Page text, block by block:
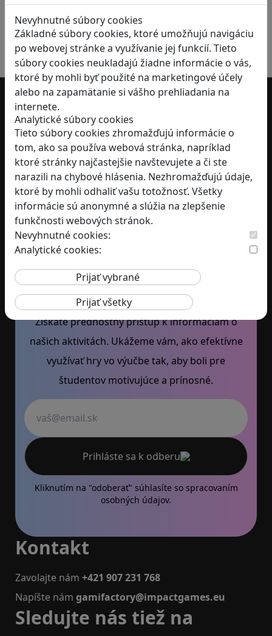
Nevyhnutné súbory cookies
Základné súbory cookies, ktoré umožňujú navigáciu
po webovej stránke a využívanie jej funkcií. Tieto
súbory cookies neukladajú žiadne informácie o vás,
ktoré by mohli byť použité na marketingové účely
alebo na zapamätanie si vášho prehliadania na
internete.
Analytické súbory cookies
Tieto súbory cookies zhromažďujú informácie o
tom, ako sa používa webová stránka, napríklad
ktoré stránky najčastejšie navštevujete a či ste
narazili na chybové hlásenia. Nezhromažďujú údaje,
ktoré by mohli odhaliť vašu totožnosť. Všetky
informácie sú anonymné a slúžia na zlepšenie
funkčnosti webových stránok.
Nevyhnutné cookies:
Analytické cookies:
Prodigy Math Game je vzdelávacia hra, ktorá…
1
Užitočné informácie
O nás
Blog
Darujte nám2 %
Obchodné podmienky
Podmienky ochrany osobných údajov
Prihláste sa k odberu nášho
newslettera
Získate prednostný prístup k informáciám o
našich aktivitách. Ukážeme vám, ako efektívne
využívať hry vo výučbe tak, aby boli pre
študentov motivujúce a prínosné.
Prihláste sa k odberu
Kliknutím na "odoberať" súhlasíte so spracovaním
osobných údajov.
Kontakt
Zavolajte nám +421 907 231 768
Napíšte nám gamifactory@impactgames.eu
Sledujte nás tiež na